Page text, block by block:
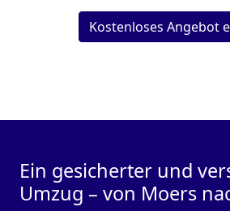
Kostenloses Angebot
Ein gesicherter und
Umzug – von Moers